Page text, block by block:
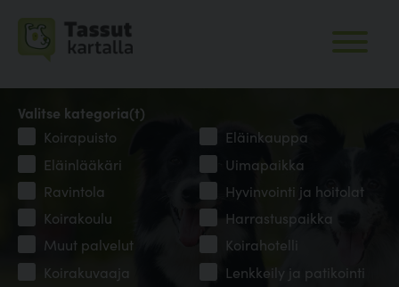
Valitse kategoria(t)
Koirapuisto
Eläinkauppa
Eläinlääkäri
Uimapaikka
Ravintola
Hyvinvointi ja hoitolat
Koirakoulu
Harrastuspaikka
Muut palvelut
Koirahotelli
Koirakuvaaja
Lenkkeily ja patikointi